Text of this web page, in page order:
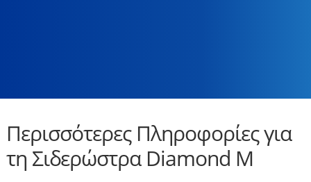
Περισσότερες Πληροφορίες για
τη Σιδερώστρα Diamond M